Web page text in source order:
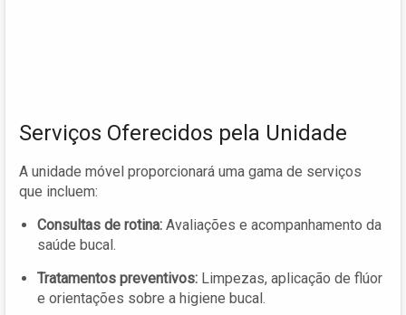
Serviços Oferecidos pela Unidade
A unidade móvel proporcionará uma gama de serviços
que incluem:
Consultas de rotina: Avaliações e acompanhamento da
saúde bucal.
Tratamentos preventivos: Limpezas, aplicação de flúor
e orientações sobre a higiene bucal.